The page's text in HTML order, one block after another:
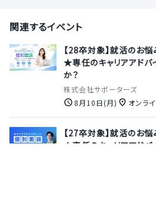
関連するイベント
【28卒対象】就活のお
★専任のキャリアアドバ
か？
株式会社サポーターズ
8月10日(月)
オンラ
【27卒対象】就活のお
★専任のキャリアアドバ